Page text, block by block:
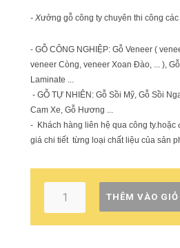
- Xưởng gỗ công ty chuyên thi công
- GỖ CÔNG NGHIỆP: Gỗ Veneer (
veneer Còng, veneer Xoan Đào, ... ), Gỗ
Laminate ...
- GỖ TỰ NHIÊN: Gỗ Sồi Mỹ, Gỗ Sồi
Cam Xe, Gỗ Hương ...
- Khách hàng liên hệ qua công ty.hoặc
giá chi tiết từng loại chất liệu của sản
THÊM VÀO GIỎ